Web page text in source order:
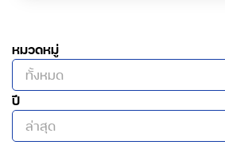
หมวดหมู่
ทั้งหมด
ปี
ล่าสุด